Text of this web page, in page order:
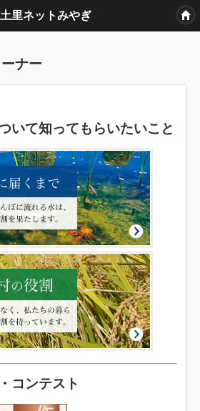
里ネットみやぎ
ナー
いて知ってもらいたいこと
コンテスト